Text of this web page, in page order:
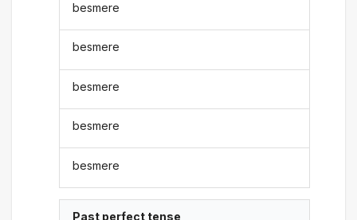
besmere
besmere
besmere
besmere
besmere
Past perfect tense